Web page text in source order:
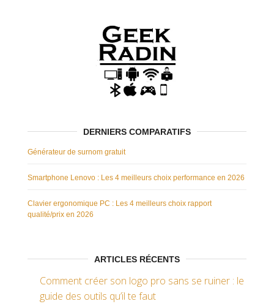
DERNIERS COMPARATIFS
Générateur de surnom gratuit
Smartphone Lenovo : Les 4 meilleurs choix performance en 2026
Clavier ergonomique PC : Les 4 meilleurs choix rapport
qualité/prix en 2026
ARTICLES RÉCENTS
Comment créer son logo pro sans se ruiner : le
guide des outils qu’il te faut